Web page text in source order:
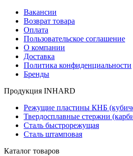
Вакансии
Возврат товара
Оплата
Пользовательское соглашение
О компании
Доставка
Политика конфиденциальности
Бренды
Продукция INHARD
Режущие пластины КНБ
Твердосплавные стержни
Сталь быстрорежущая
Сталь штамповая
Каталог товаров